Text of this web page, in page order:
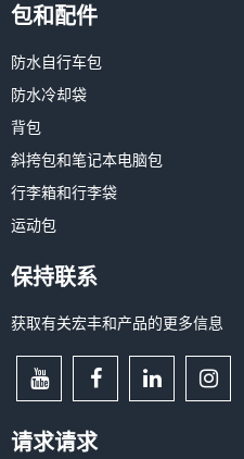
包和配件
防水自行车包
防水冷却袋
背包
斜挎包和笔记本电脑包
行李箱和行李袋
运动包
保持联系
获取有关宏丰和产品的更多信息
请求请求